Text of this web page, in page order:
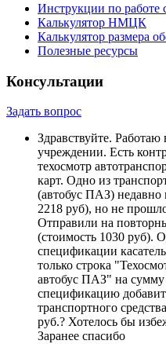
Инструкции по
Калькулятор НМЦК
Калькулятор размера
Полезные ресурсы
Консультации
Задать вопрос
Здравствуйте.
учреждении. Есть
техосмотр
карт. Одно из
(автобус ПАЗ) недавно
2218 руб), но не
Отправили на
(стоимость 1030 руб).
спецификации
только строка
автобус ПАЗ" на
спецификацию
транспортного
руб.? Хотелось бы
Заранее спасибо